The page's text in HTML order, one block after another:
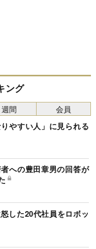
ング
やすい人」に見られる
への豊田章男の回答が
した20代社員をロボッ
週間 会員